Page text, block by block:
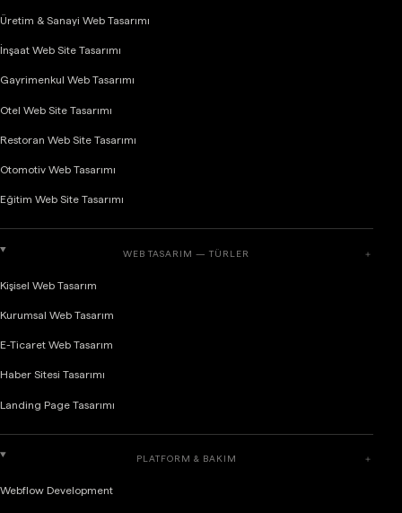
Üretim & Sanayi Web Tasarımı
İnşaat Web Site Tasarımı
Gayrimenkul Web Tasarımı
Otel Web Site Tasarımı
Restoran Web Site Tasarımı
Otomotiv Web Tasarımı
Eğitim Web Site Tasarımı
WEB TASARIM — TÜRLER ＋
Kişisel Web Tasarım
Kurumsal Web Tasarım
E-Ticaret Web Tasarım
Haber Sitesi Tasarımı
Landing Page Tasarımı
PLATFORM & BAKIM ＋
Webflow Development